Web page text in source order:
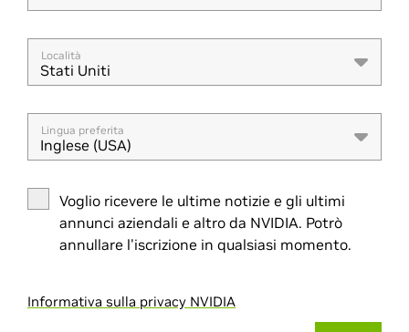
Località
Stati Uniti
Lingua preferita
Inglese (USA)
Voglio ricevere le ultime notizie e gli ultimi
annunci aziendali e altro da NVIDIA. Potrò
annullare l'iscrizione in qualsiasi momento.
Informativa sulla privacy NVIDIA